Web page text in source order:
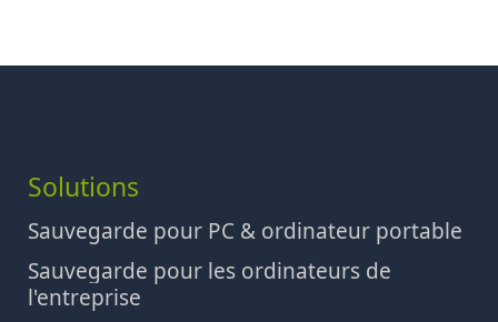
Solutions
Sauvegarde pour PC & ordinateur portable
Sauvegarde pour les ordinateurs de
l'entreprise